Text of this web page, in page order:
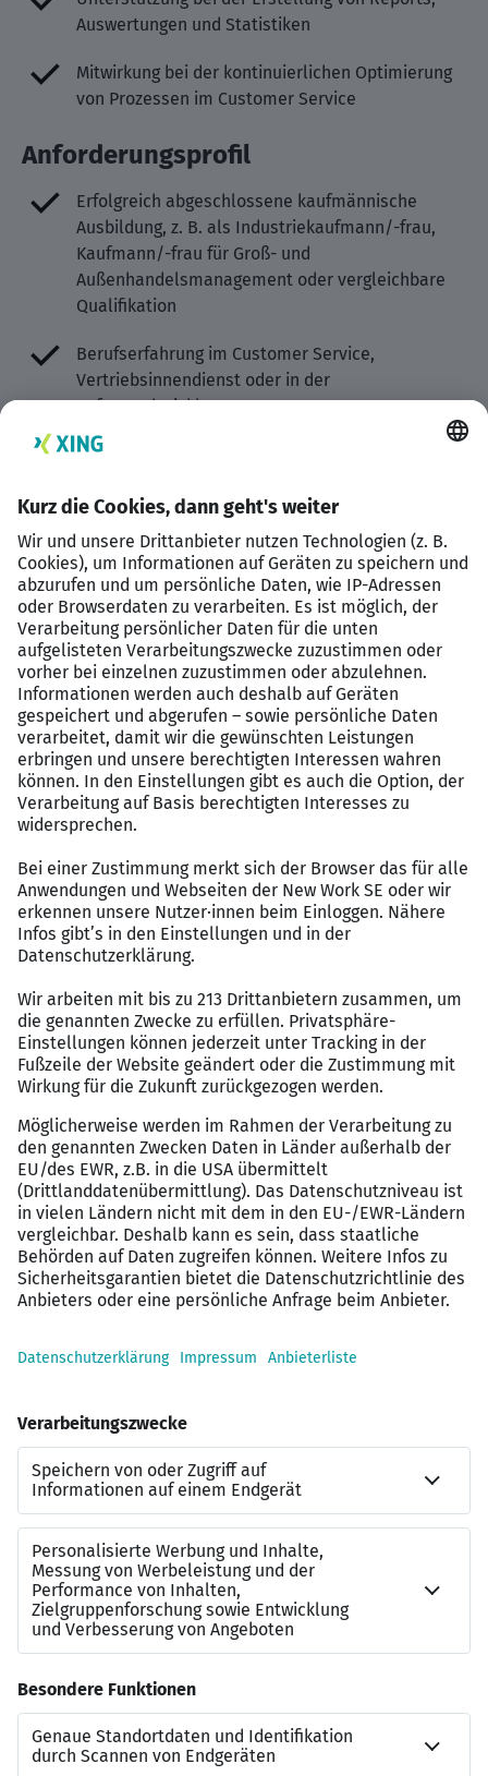
Auswertungen und Statistiken
Mitwirkung bei der kontinuierlichen Optimierung
von Prozessen im Customer Service
Anforderungsprofil
Erfolgreich abgeschlossene kaufmännische
Ausbildung, z. B. als Industriekaufmann/-frau,
Kaufmann/-frau für Groß- und
Außenhandelsmanagement oder vergleichbare
Qualifikation
Berufserfahrung im Customer Service,
Vertriebsinnendienst oder in der
Auftragsabwicklung
Sicherer Umgang mit ERP-Systemen sowie den
Ausgeprägte Kunden- und Serviceorientierung
Strukturierte, sorgfältige und selbstständige
Arbeitsweise
Hohe Kommunikationsfähigkeit sowie Freude an
der Zusammenarbeit mit unterschiedlichen
Ansprechpartnern
Gute Deutschkenntnisse in Wort und Schrift,
Englischkenntnisse von Vorteil
Vergütungspaket
Unbefristete Festanstellung bei einem
erfolgreichen und zukunftsorientierten
Unternehmen
Sozialleistungen
Flexible Arbeitszeiten und Möglichkeit zum
mobilen Arbeiten
Umfangreiche Einarbeitung und individuelle
Weiterbildungsmöglichkeiten
Moderne Büroräumlichkeiten in Frankfurt am
Main mit guter Verkehrsanbindung
Kollegiales Team mit kurzen Entscheidungswegen
attraktive Mitarbeiterangebote
international geprägten Umfeld
Kontakt
Kerim Acar
Referenznummer
JN-062026-7035216
Beraterkontakt
+49 1733803715